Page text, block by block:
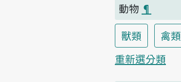
動物 ¶
獸類
禽類
重新選分類